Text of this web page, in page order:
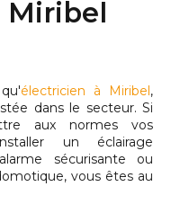
électricien à Miribel,
dans le secteur. Si
aux normes vos
un éclairage
sécurisante ou
vous êtes au